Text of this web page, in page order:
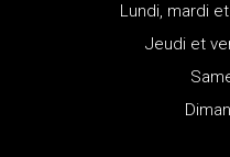
Lundi, mardi
Jeudi et